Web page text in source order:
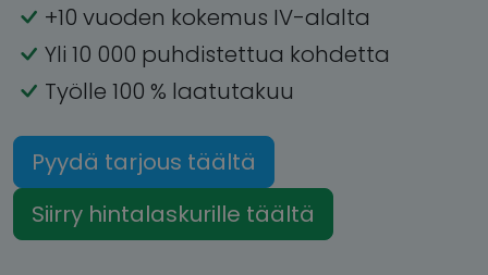
+10 vuoden kokemus IV-alalta
Yli 10 000 puhdistettua kohdetta
Työlle 100 % laatutakuu
Pyydä tarjous täältä
Siirry hintalaskurille täältä